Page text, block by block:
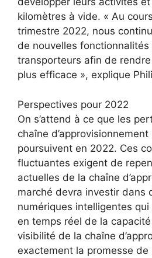
kilomètres à vide. « Au
trimestre 2022, nous
de nouvelles fonctionnalités
transporteurs afin de
plus efficace », explique
Perspectives pour 2022
On s’attend à ce que les
chaîne
poursuivent en 2022. Ces
fluctuantes exigent de
actuelles de la chaîne
marché devra investir dans
numériques intelligentes
en temps réel de la
visibilité de la chaîne
exactement la promesse de